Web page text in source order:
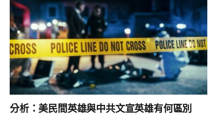
分析：美民間英雄與中共文宣英雄有何區別